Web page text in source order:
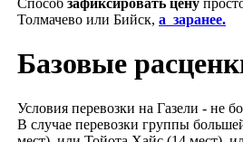
Толмачево или Бийск, а заранее.
Базовые
Условия перевозки на Газели - не
В случае перевозки группы